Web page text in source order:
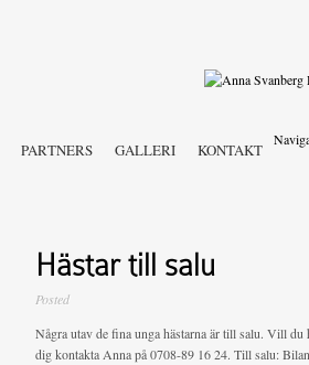
PARTNERS GALLERI KONTAKT
Hästar till salu
Posted
Några utav de fina unga hästarna är till salu. Vill
dig kontakta Anna på 0708-89 16 24. Till salu: